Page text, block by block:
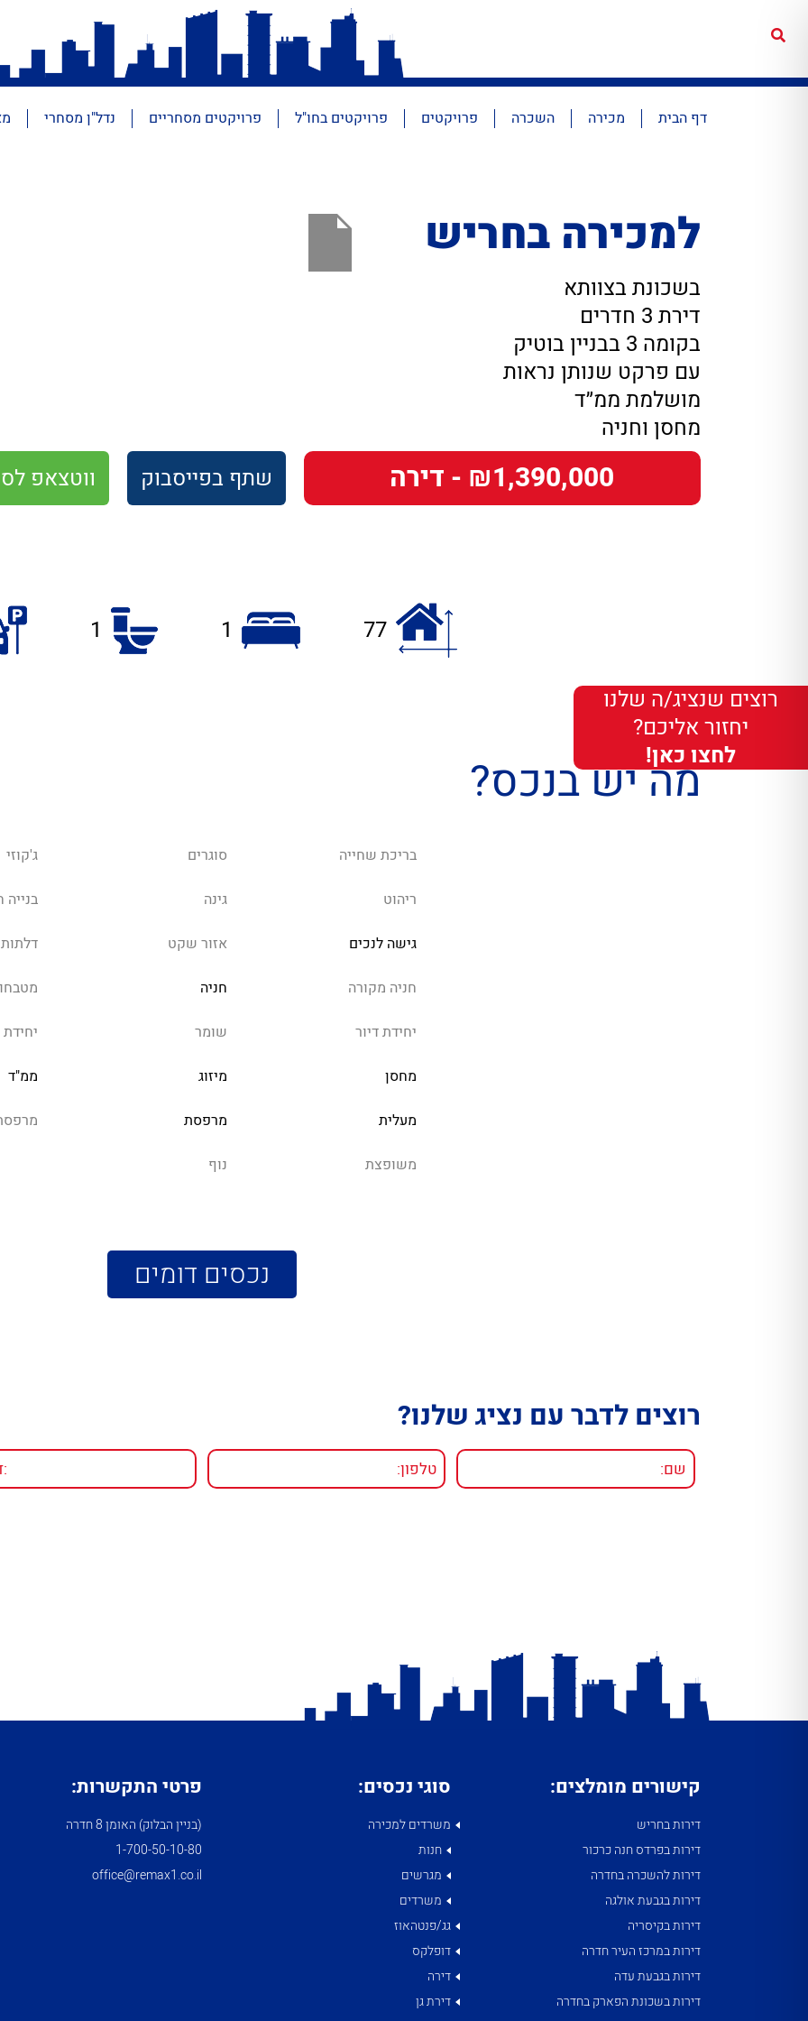
דף הבית מכירה השכרה פרויקטים פרויקטים בחו"ל פרויקטים מסחריים נדל"ן מסחרי
למכירה בחריש
בשכונת בצוותא
דירת 3 חדרים
בקומה 3 בבניין בוטיק
עם פרקט שנותן נראות
מושלמת ממ״ד
מחסן וחניה
₪1,390,000 - דירה שתף בפייסבוק ווטצאפ
77
1
1
מה יש בנכס?
בריכת שחייה סוגרים ג'קוזי
ריהוט גינה
גישה לנכים אזור שקט
חניה מקורה חניה
יחידת דיור שומר
מחסן מיזוג ממ"ד
מעלית מרפסת
משופצת נוף
נכסים דומים
רוצים לדבר עם נציג שלנו?
רוצים שנציג/ה שלנו
יחזור אליכם?
לחצו כאן!
קישורים מומלצים:
דירות בחריש
דירות בפרדס חנה כרכור
דירות להשכרה בחדרה
דירות בגבעת אולגה
דירות בקיסריה
דירות במרכז העיר חדרה
דירות בגבעת עדה
דירות בשכונת הפארק בחדרה
סוגי נכסים:
משרדים למכירה
חנות
מגרשים
משרדים
גג/פנטהאוז
דופלקס
דירה
דירת גן
פרטי התקשרות:
(בניין הבלוק) האומן 8 חדרה
1­-700­-50-­10-­80
office@remax1.co.il